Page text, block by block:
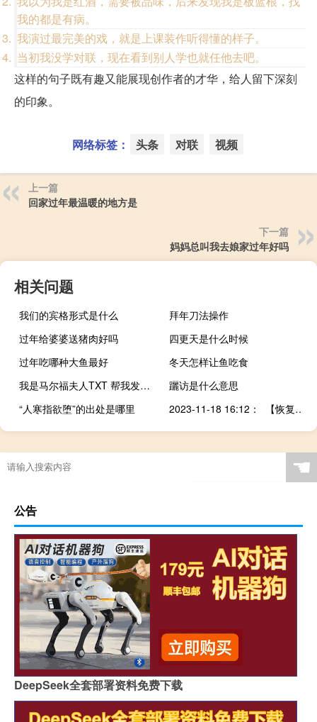
我的都是有病。
我演过最完美的戏，就是上课装作听得懂的样子。
当初我没学对联，现在看到别人学也就任他去吧。
这样的句子既有趣又能展现创作者的才华，给人留下深刻
的印象。
网络标签： 头条 对联 视频
上一篇
回家过年最温暖的地方是
下一篇
妈妈总叫我去娘家过年好吗
相关问题
我们的宾格形式是什么
拜年刀法操作
过年给婆婆送猪肉好吗
四更天是什么时候
过年吃哪种大鱼最好
冬天怎样让鱼吃食
我是马尔福夫人TXT 帮我发到邮箱好么 O( cap _ cap )O谢谢 949
躧访是什么意思
“人寒指欲堕”的出处是哪里
2023-11-18 16:12： 【恢复】G2211长延高速霍永东段，霍州至永和方向，霍州西收费站与汾西收费站之间，K175+600处，小轿车追尾大货车事故处理完毕。 ​​​
☚
公告
DeepSeek全套部署资料免费下载